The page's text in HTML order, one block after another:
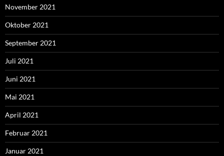
November 2021
Oktober 2021
September 2021
Juli 2021
Juni 2021
Mai 2021
April 2021
Februar 2021
Januar 2021